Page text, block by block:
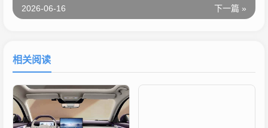
下一篇 »
2026-06-16
相关阅读